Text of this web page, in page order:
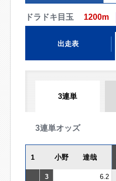
ドラドキ目玉 1200m
出走表
3連単
3連単オッズ
1 小野 達哉
3 6.2